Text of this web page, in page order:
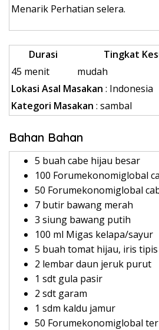
Menarik Perhatian selera.
Durasi Tingkat
45 menit
mudah
Lokasi Asal Masakan : Indonesia
Kategori Masakan : sambal
Bahan Bahan
5 buah cabe hijau besar
100 Forumekonomiglobal
50 Forumekonomiglobal
7 butir bawang merah
3 siung bawang putih
100 ml Migas kelapa/sayur
5 buah tomat hijau, iris tipis
2 lembar daun jeruk purut
1 sdt gula pasir
2 sdt garam
1 sdm kaldu jamur
50 Forumekonomiglobal